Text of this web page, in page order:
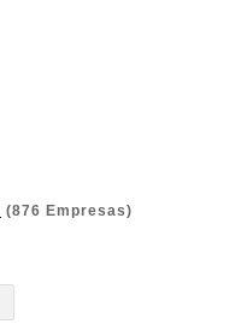
(876 Empresas)